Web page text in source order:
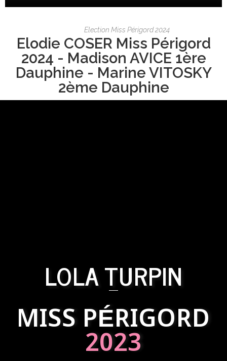
Election Miss Périgord 2024
Elodie COSER Miss Périgord
2024 - Madison AVICE 1ère
Dauphine - Marine VITOSKY
2ème Dauphine
LOLA TURPIN
MISS PÉRIGORD
2023